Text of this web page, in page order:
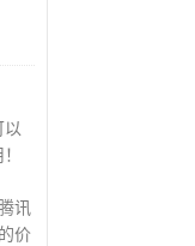
讯
价